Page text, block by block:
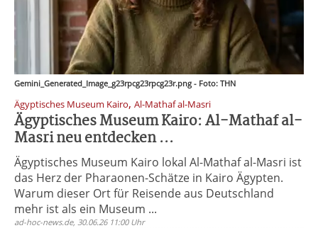
Gemini_Generated_Image_g23rpcg23rpcg23r.png - Foto: THN
Ägyptisches Museum Kairo, Al-Mathaf al-Masri
Ägyptisches Museum Kairo: Al-Mathaf al-
Masri neu entdecken ...
Ägyptisches Museum Kairo lokal Al-Mathaf al-Masri ist
das Herz der Pharaonen-Schätze in Kairo Ägypten.
Warum dieser Ort für Reisende aus Deutschland
mehr ist als ein Museum ...
ad-hoc-news.de, 30.06.26 11:00 Uhr